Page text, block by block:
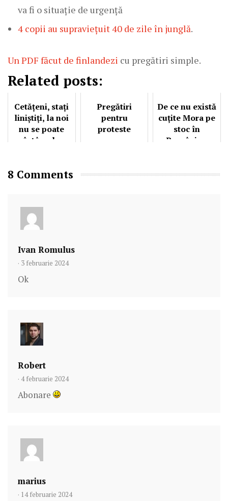
va fi o situație de urgență
4 copii au supraviețuit 40 de zile în junglă.
Un PDF făcut de finlandezi cu pregătiri simple.
Related posts:
Cetățeni, stați
liniștiți, la noi
nu se poate
întâmpla
Pregătiri
pentru
proteste
De ce nu există
cuțite Mora pe
stoc în
România...
8 Comments
Ivan Romulus
· 3 februarie 2024
Ok
Robert
· 4 februarie 2024
Abonare
marius
· 14 februarie 2024